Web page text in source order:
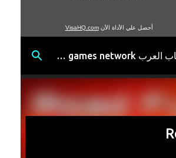
أحصل علي الأداة الأن VisaHQ.com